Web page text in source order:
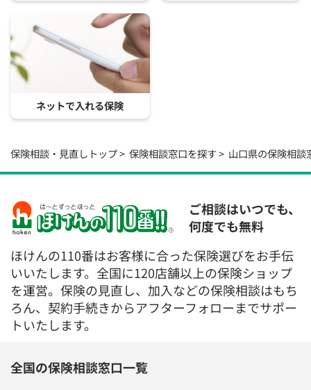
ネットで入れる保険
保険相談・見直しトップ 保険相談窓口を探す 山口県の保険相談
ご相談はいつでも、
何度でも無料
ほけんの110番はお客様に合った保険選びをお手伝
いいたします。全国に120店舗以上の保険ショップ
を運営。保険の見直し、加入などの保険相談はもち
ろん、契約手続きからアフターフォローまでサポー
トいたします。
全国の保険相談窓口一覧